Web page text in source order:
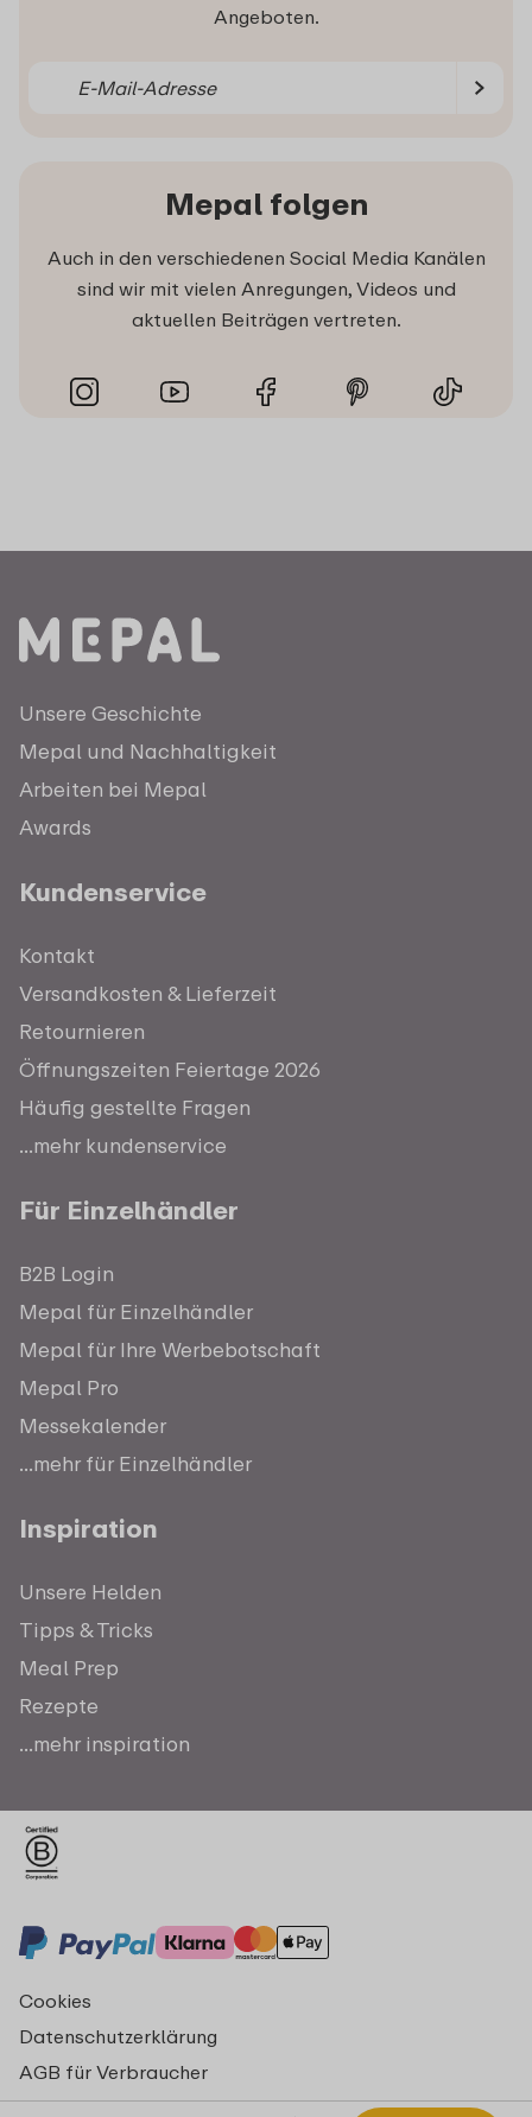
Angeboten.
Mepal folgen
Auch in den verschiedenen Social Media Kanälen
sind wir mit vielen Anregungen, Videos und
aktuellen Beiträgen vertreten.
Unsere Geschichte
Mepal und Nachhaltigkeit
Arbeiten bei Mepal
Awards
Kundenservice
Kontakt
Versandkosten & Lieferzeit
Retournieren
Öffnungszeiten Feiertage 2026
Häufig gestellte Fragen
...mehr kundenservice
Für Einzelhändler
B2B Login
Mepal für Einzelhändler
Mepal für Ihre Werbebotschaft
Mepal Pro
Messekalender
...mehr für Einzelhändler
Inspiration
Unsere Helden
Tipps & Tricks
Meal Prep
Rezepte
...mehr inspiration
Cookies
Datenschutzerklärung
AGB für Verbraucher
Impressum